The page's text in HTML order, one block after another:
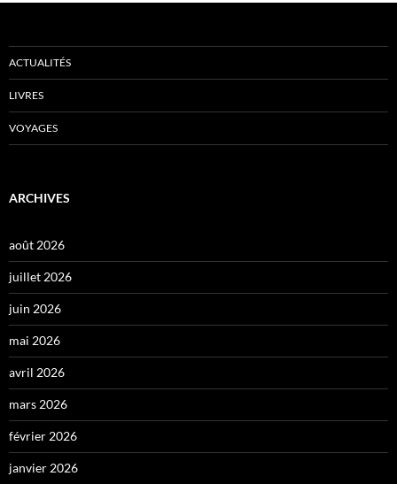
ACTUALITÉS
LIVRES
VOYAGES
ARCHIVES
août 2026
juillet 2026
juin 2026
mai 2026
avril 2026
mars 2026
février 2026
janvier 2026